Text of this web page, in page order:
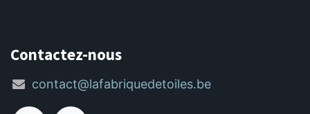
Contactez-nous
contact@lafabriquedetoiles.be